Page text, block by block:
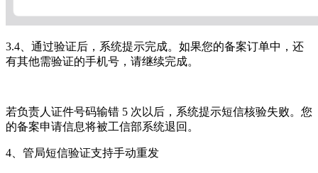
3.4、通过验证后，系统提示完成。如果您的备案订单中，还
有其他需验证的手机号，请继续完成。
若负责人证件号码输错 5 次以后，系统提示短信核验失败。您
的备案申请信息将被工信部系统退回。
4、管局短信验证支持手动重发